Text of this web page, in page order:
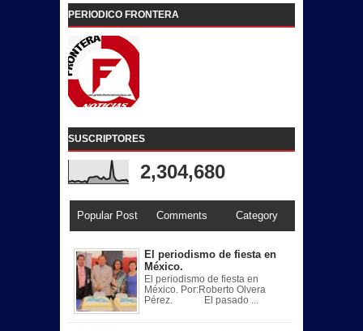
PERIODICO FRONTERA
SUSCRIPTORES
2,304,680
Popular Post Comments Category
El periodismo de fiesta en
México.
El periodismo de fiesta en
México. Por:Roberto Olvera
Pérez. El pasado ...